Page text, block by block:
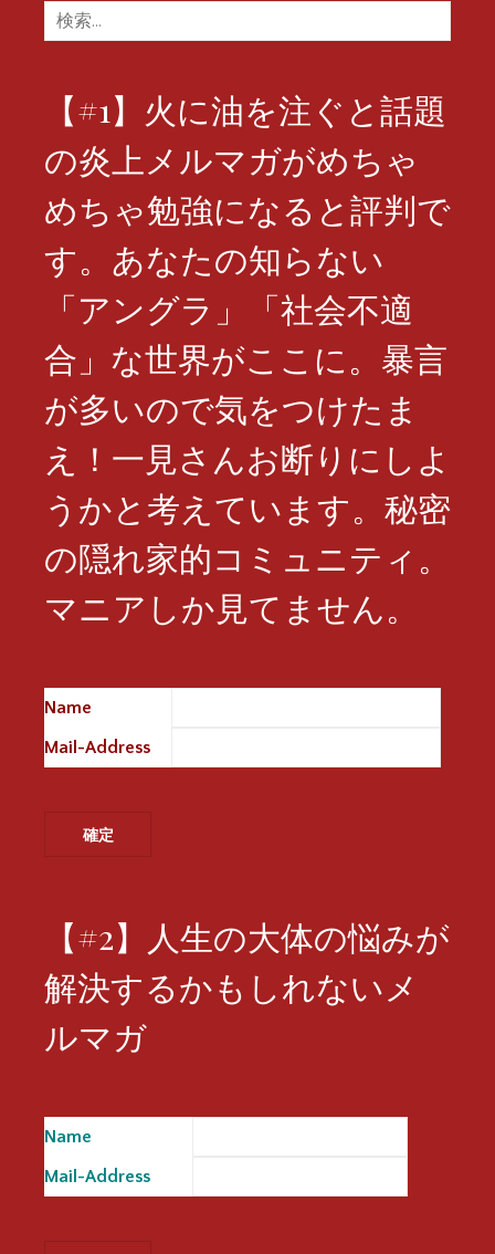
検
索:
【#1】火に油を注ぐと話題
の炎上メルマガがめちゃ
めちゃ勉強になると評判で
す。あなたの知らない
「アングラ」「社会不適
合」な世界がここに。暴言
が多いので気をつけたま
え！一見さんお断りにしよ
うかと考えています。秘密
の隠れ家的コミュニティ。
マニアしか見てません。
Name
Mail-Address
【#2】人生の大体の悩みが
解決するかもしれないメ
ルマガ
Name
Mail-Address